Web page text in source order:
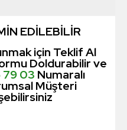
EDİLEBİLİR
için Teklif Al
Doldurabilir ve
79 03 Numaralı
Müşteri